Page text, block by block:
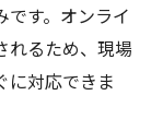
す。オンライ
れるため、現場
に対応できま